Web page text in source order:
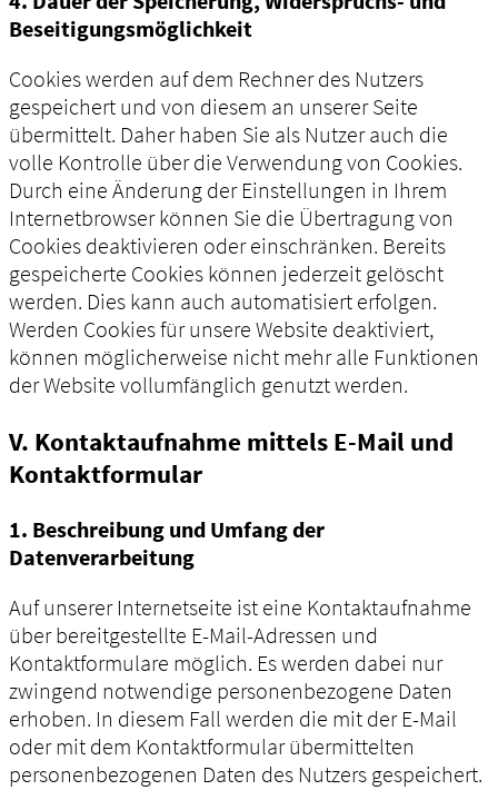
Beseitigungsmöglichkeit
Cookies werden auf dem Rechner des Nutzers
gespeichert und von diesem an unserer Seite
übermittelt. Daher haben Sie als Nutzer auch die
volle Kontrolle über die Verwendung von Cookies.
Durch eine Änderung der Einstellungen in Ihrem
Internetbrowser können Sie die Übertragung von
Cookies deaktivieren oder einschränken. Bereits
gespeicherte Cookies können jederzeit gelöscht
werden. Dies kann auch automatisiert erfolgen.
Werden Cookies für unsere Website deaktiviert,
können möglicherweise nicht mehr alle Funktionen
der Website vollumfänglich genutzt werden.
V. Kontaktaufnahme mittels E-Mail und
Kontaktformular
1. Beschreibung und Umfang der
Datenverarbeitung
Auf unserer Internetseite ist eine Kontaktaufnahme
über bereitgestellte E-Mail-Adressen und
Kontaktformulare möglich. Es werden dabei nur
zwingend notwendige personenbezogene Daten
erhoben. In diesem Fall werden die mit der E-Mail
oder mit dem Kontaktformular übermittelten
personenbezogenen Daten des Nutzers gespeichert.